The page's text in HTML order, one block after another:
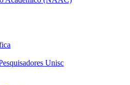
Unisc